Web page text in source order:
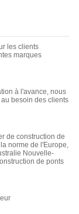
les clients
marques
à l'avance, nous
besoin des clients
de construction de
norme de l'Europe,
Nouvelle-
de ponts